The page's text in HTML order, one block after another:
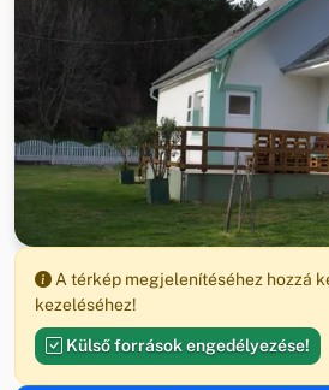
A térkép megjelenítéséhez hozzá
kezeléséhez!
Külső források engedélyezése!